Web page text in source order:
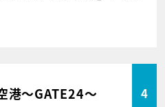
港～GATE24～ 4